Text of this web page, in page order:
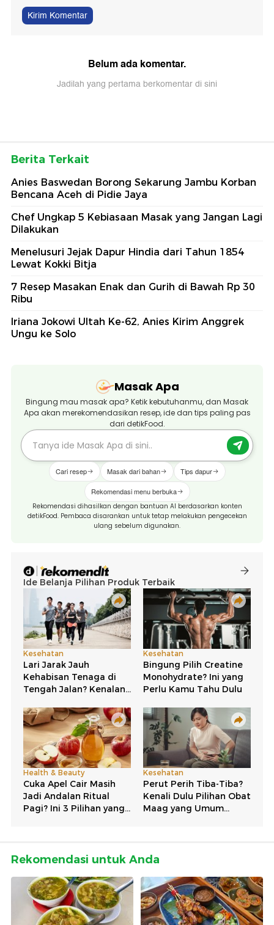
Kirim Komentar
Belum ada komentar.
Jadilah yang pertama berkomentar di sini
Berita Terkait
Anies Baswedan Borong Sekarung Jambu Korban
Bencana Aceh di Pidie Jaya
Chef Ungkap 5 Kebiasaan Masak yang Jangan Lagi
Dilakukan
Menelusuri Jejak Dapur Hindia dari Tahun 1854
Lewat Kokki Bitja
7 Resep Masakan Enak dan Gurih di Bawah Rp 30
Ribu
Iriana Jokowi Ultah Ke-62, Anies Kirim Anggrek
Ungu ke Solo
Masak Apa
Bingung mau masak apa? Ketik kebutuhanmu, dan Masak
Apa akan merekomendasikan resep, ide dan tips paling pas
dari detikFood.
Cari resep Masak dari bahan Tips dapur
Rekomendasi menu berbuka
Rekomendasi dihasilkan dengan bantuan AI berdasarkan konten
detikFood. Pembaca disarankan untuk tetap melakukan pengecekan
ulang sebelum digunakan.
Rekomendasi untuk Anda